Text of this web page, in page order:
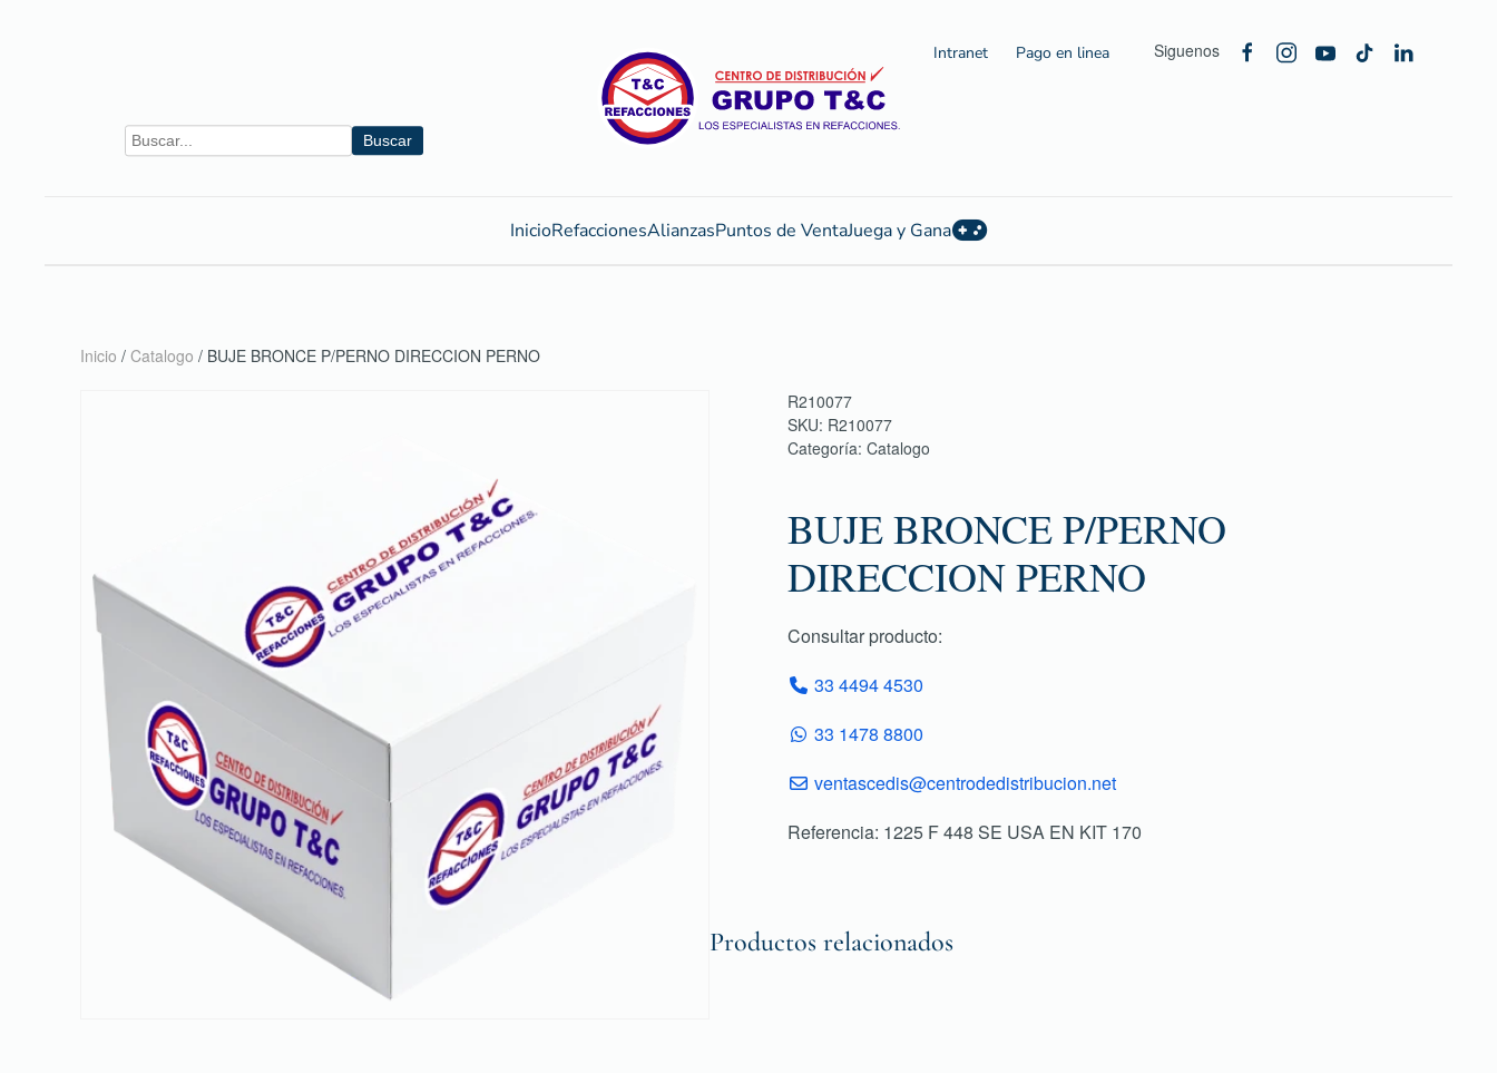
Buscar
Intranet Pago en linea Siguenos
InicioRefaccionesAlianzasPuntos de VentaJuega y Gana
Inicio / Catalogo / BUJE BRONCE P/PERNO DIRECCION PERNO
R210077
SKU: R210077
Categoría: Catalogo
BUJE BRONCE P/PERNO
DIRECCION PERNO
Consultar producto:
33 4494 4530
33 1478 8800
ventascedis@centrodedistribucion.net
Referencia: 1225 F 448 SE USA EN KIT 170
Productos relacionados